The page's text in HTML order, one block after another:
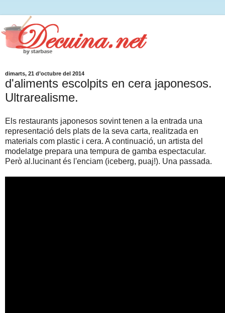
dimarts, 21 d’octubre del 2014
d'aliments escolpits en cera japonesos.
Ultrarealisme.
Els restaurants japonesos sovint tenen a la entrada una
representació dels plats de la seva carta, realitzada en
materials com plastic i cera. A continuació, un artista del
modelatge prepara una tempura de gamba espectacular.
Però al.lucinant és l'enciam (iceberg, puaj!). Una passada.